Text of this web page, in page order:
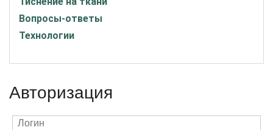
Вопросы-ответы
Технологии
Авторизация